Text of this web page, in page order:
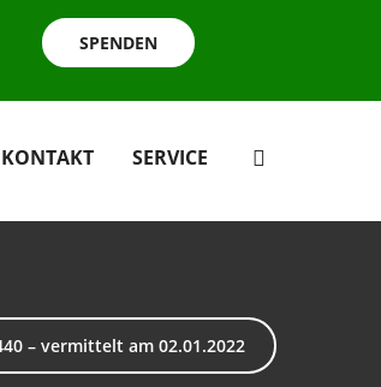
SPENDEN
KONTAKT SERVICE
– vermittelt am 02.01.2022